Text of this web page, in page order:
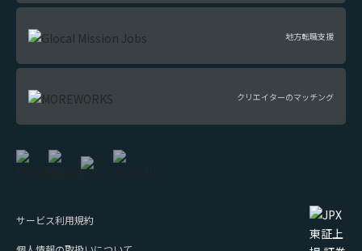
地方転職支援
クリエイターのマッチング
サービス利用規約